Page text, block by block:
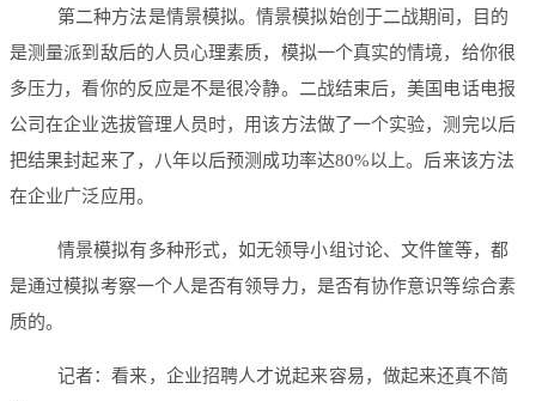
第二种方法是情景模拟。情景模拟始创于二战期间，目的
是测量派到敌后的人员心理素质，模拟一个真实的情境，给你很
多压力，看你的反应是不是很冷静。二战结束后，美国电话电报
公司在企业选拔管理人员时，用该方法做了一个实验，测完以后
把结果封起来了，八年以后预测成功率达80%以上。后来该方法
在企业广泛应用。
情景模拟有多种形式，如无领导小组讨论、文件筐等，都
是通过模拟考察一个人是否有领导力，是否有协作意识等综合素
质的。
记者：看来，企业招聘人才说起来容易，做起来还真不简